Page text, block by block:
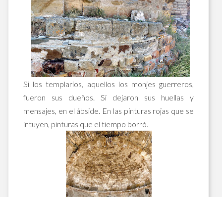
Si los templarios, aquellos los monjes guerreros,
fueron sus dueños. Si dejaron sus huellas y
mensajes, en el ábside. En las pinturas rojas que se
intuyen, pinturas que el tiempo borró.